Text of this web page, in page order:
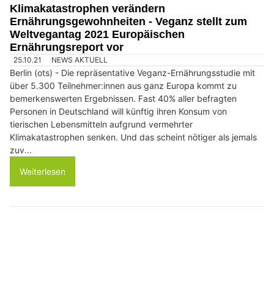
Klimakatastrophen verändern
Ernährungsgewohnheiten - Veganz stellt zum
Weltvegantag 2021 Europäischen
Ernährungsreport vor
25.10.21 NEWS AKTUELL
Berlin (ots) - Die repräsentative Veganz-Ernährungsstudie mit
über 5.300 Teilnehmer:innen aus ganz Europa kommt zu
bemerkenswerten Ergebnissen. Fast 40% aller befragten
Personen in Deutschland will künftig ihren Konsum von
tierischen Lebensmitteln aufgrund vermehrter
Klimakatastrophen senken. Und das scheint nötiger als jemals
zuv...
Weiterlesen